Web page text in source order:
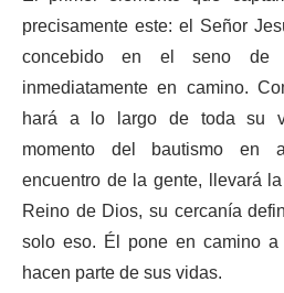
precisamente este: el Señor
concebido en el seno
inmediatamente en camino.
hará a lo largo de toda su
momento del bautismo en
encuentro de la gente, llevará
Reino de Dios, su cercanía
solo eso. Él pone en camino
hacen parte de sus vidas.